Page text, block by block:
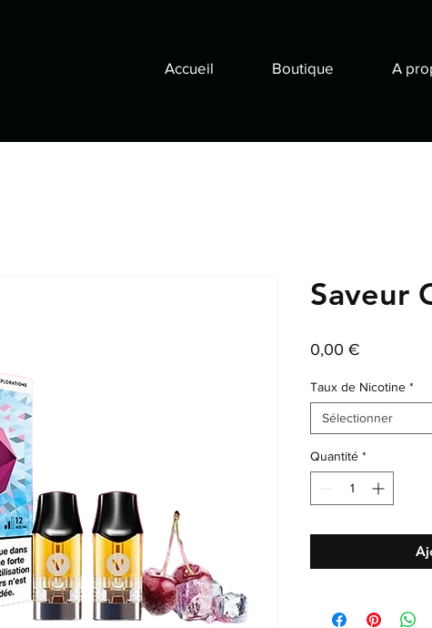
Accueil Boutique A
Saveur
0,00 €
Taux de Nicotine *
Sélectionner
Quantité *